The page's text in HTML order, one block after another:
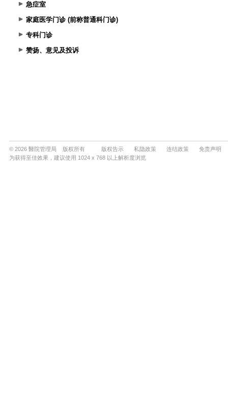
急症室
家庭医学门诊 (前称普通科门诊)
专科门诊
赞扬、意见及投诉
© 2026 醫院管理局 版权所有 版权告示 私隐政策 连结政策
免责声明
为获得至佳效果，建议使用 1024 x 768 以上解析度浏览